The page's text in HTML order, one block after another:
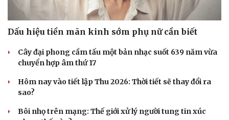
Dấu hiệu tiền mãn kinh sớm phụ nữ cần biết
Cây đại phong cầm tấu một bản nhạc suốt 639 năm vừa
chuyển hợp âm thứ 17
Hôm nay vào tiết lập Thu 2026: Thời tiết sẽ thay đổi ra
sao?
Bôi nhọ trên mạng: Thế giới xử lý người tung tin xúc